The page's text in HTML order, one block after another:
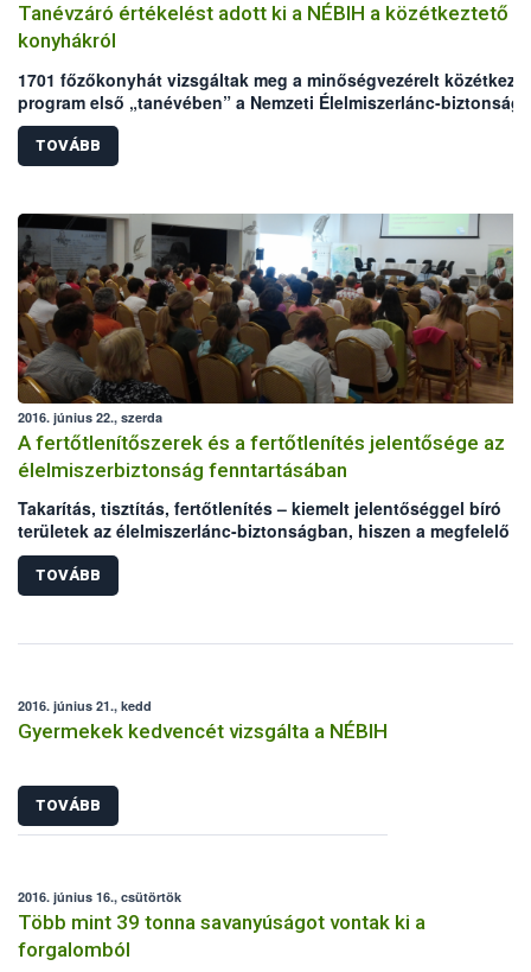
Tanévzáró értékelést adott ki a NÉBIH a közétkeztető
konyhákról
1701 főzőkonyhát vizsgáltak meg a minőségvezérelt
program első „tanévében” a Nemzeti Élelmiszerlánc-biztonsági
Hivatal (NÉBIH) szakmai auditorai. A meglepetésszerű helyszíni
szemléken a konyhák több mint 7%-a ért el jeles eredményt,
ugyanakkor 6%-uk elégtelenre vizsgázott. A gyengébb
hibák javításához és a fejlesztéshez nyújt szakmai segítséget.
TOVÁBB
2016. június 22., szerda
A fertőtlenítőszerek és a fertőtlenítés jelentősége az
élelmiszerbiztonság fenntartásában
Takarítás, tisztítás, fertőtlenítés – kiemelt jelentőséggel bíró
területek az élelmiszerlánc-biztonságban, hiszen a megfelelő
higiénia kialakítása, fenntartása az élelmiszerek biztonságát és
minőségét befolyásolja. A nem megfelelő hatékonyságú, vagy
rosszul használt fertőtlenítő szerek súlyos élelmiszerbiztonsági
Hivatal (NÉBIH) az Országos Tisztifőorvosi Hivatallal (OTH)
felmerülő problémák kezeléséről, a hatékony hibafeltárásról és
beavatkozásról, valamint megoldási lehetőségekről is
TOVÁBB
2016. június 21., kedd
Gyermekek kedvencét vizsgálta a NÉBIH
TOVÁBB
2016. június 16., csütörtök
Több mint 39 tonna savanyúságot vontak ki a
forgalomból